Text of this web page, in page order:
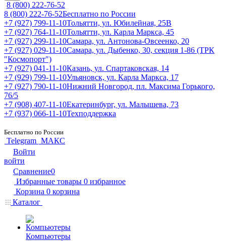
8 (800) 222-76-52
8 (800) 222-76-52Бесплатно по России
+7 (927) 799-11-10Тольятти, ул. Юбилейная, 25В
+7 (927) 764-11-10Тольятти, ул. Карла Маркса, 45
+7 (927) 299-11-10Самара, ул. Антонова-Овсеенко, 20
+7 (927) 029-11-10Самара, ул. Дыбенко, 30, секция 1-86 (ТРК
"Космопорт")
+7 (927) 041-11-10Казань, ул. Спартаковская, 14
+7 (929) 799-11-10Ульяновск, ул. Карла Маркса, 17
+7 (927) 790-11-10Нижний Новгород, пл. Максима Горького,
76/5
+7 (908) 407-11-10Екатеринбург, ул. Малышева, 73
+7 (937) 066-11-10Техподдержка
Бесплатно по России
Telegram МАКС
Войти
войти
Сравнение0
Избранные товары 0 избранное
Корзина 0 корзина
Каталог
Компьютеры